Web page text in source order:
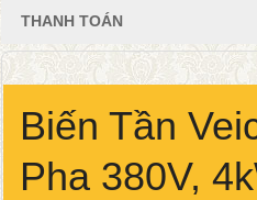
THANH TOÁN
Biến Tần
Pha 380V,